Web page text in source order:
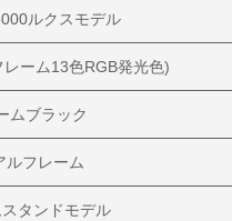
ルクスモデル
ーム13色RGB発光色)
ムブラック
ルフレーム
タンドモデル